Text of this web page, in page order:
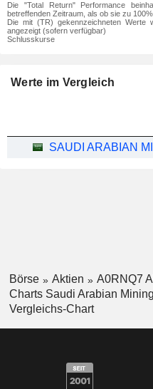
Die "Total Return" Performance
betreffenden Zeitraum, als ob sie zu
Die mit (TR) gekennzeichneten Werte
angezeigt (sofern verfügbar)
Schlusskurse
Werte im Vergleich
Börse Aktien
A0RNQ7
Charts Saudi Arabian
Vergleichs-Chart